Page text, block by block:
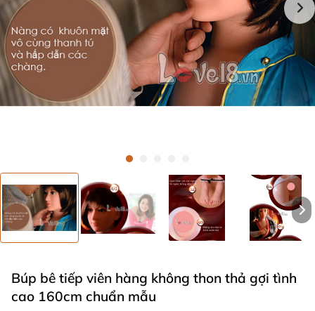
Búp bê tiếp viên hàng không thon thả gợi tình
cao 160cm chuẩn mẫu